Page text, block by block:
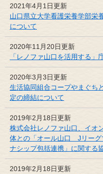
2021年4月1日更新
山口県立大学看護栄養学部栄
について
2020年11月20日更新
「レノファ山口を活用する
2020年3月3日更新
生活協同組合コープやまぐち
定の締結について
2019年2月18日更新
株式会社レノファ山口、イオ
体との「オール山口 Jリーグ
ナシップ包括連携」に関する
2019年2月18日更新